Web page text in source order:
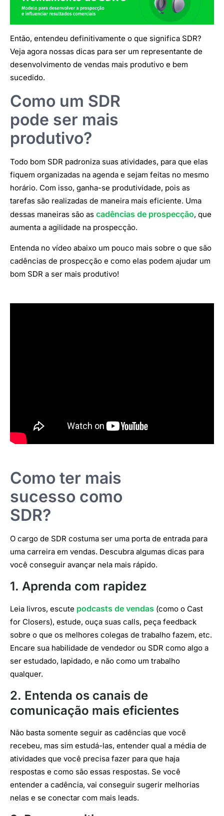
Então, entendeu definitivamente o que significa SDR?
Veja agora nossas dicas para ser um representante de
desenvolvimento de vendas mais produtivo e bem
sucedido.
Como um SDR
pode ser mais
produtivo?
Todo bom SDR padroniza suas atividades, para que elas
fiquem organizadas na agenda e sejam feitas no mesmo
horário. Com isso, ganha-se produtividade, pois as
tarefas são realizadas de maneira mais eficiente. Uma
dessas maneiras são as cadências de prospecção, que
aumenta a agilidade na prospecção.
Entenda no vídeo abaixo um pouco mais sobre o que são
cadências de prospecção e como elas podem ajudar um
bom SDR a ser mais produtivo!
Como ter mais
sucesso como
SDR?
O cargo de SDR costuma ser uma porta de entrada para
uma carreira em vendas. Descubra algumas dicas para
você conseguir avançar nela mais rápido.
1. Aprenda com rapidez
Leia livros, escute podcasts de vendas (como o Cast
for Closers), estude, ouça suas calls, peça feedback
sobre o que os melhores colegas de trabalho fazem, etc.
Encare sua habilidade de vendedor ou SDR como algo a
ser estudado, lapidado, e não como um trabalho
qualquer.
2. Entenda os canais de
comunicação mais eficientes
Não basta somente seguir as cadências que você
recebeu, mas sim estudá-las, entender qual a média de
atividades que você precisa fazer para que haja
respostas e como são essas respostas. Se você
entender a cadência, vai conseguir sugerir melhorias
nelas e se conectar com mais leads.